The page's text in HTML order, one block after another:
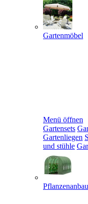
Gartenmöbel
Menü öffnen
Gartensets
Gartenliegen
und stühle
Pflanzenanbau